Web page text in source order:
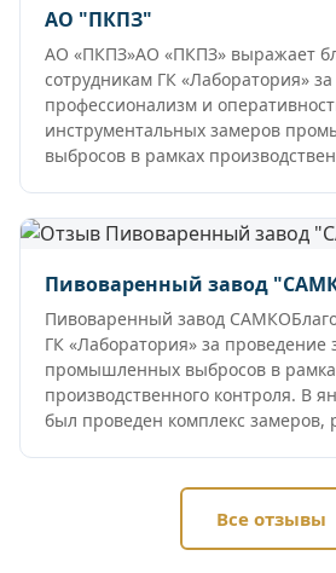
АО "ПКПЗ"
АО «ПКПЗ»АО «ПКПЗ» выражает
сотрудникам ГК «Лаборатория»
профессионализм и
инструментальных замеров
выбросов в рамках
Пивоваренный завод
Пивоваренный завод
ГК «Лаборатория» за проведение
промышленных выбросов в
производственного контроля. В
был проведен комплекс замеров,
Все отзывы